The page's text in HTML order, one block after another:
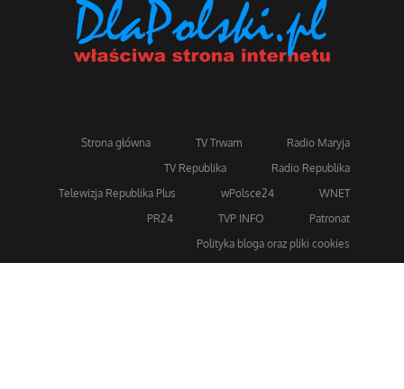
Strona główna TV Trwam
Radio Maryja
TV Republika
Radio Republika
Telewizja Republika Plus
wPolsce24
WNET
PR24
TVP INFO
Patronat
Polityka bloga oraz pliki cookies